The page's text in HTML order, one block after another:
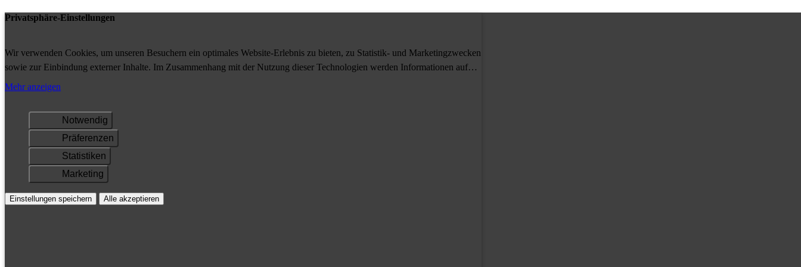
Privatsphäre-Einstellungen
Wir verwenden Cookies, um unseren Besuchern ein optimales Website-Erlebnis zu bieten, zu Statistik- und Marketingzwecken
sowie zur Einbindung externer Inhalte. Im Zusammenhang mit der Nutzung dieser Technologien werden Informationen auf
Ihrem Gerät gespeichert und/oder abgerufen.
Mehr anzeigen
Notwendig
Präferenzen
Statistiken
Marketing
Einstellungen speichern Alle akzeptieren